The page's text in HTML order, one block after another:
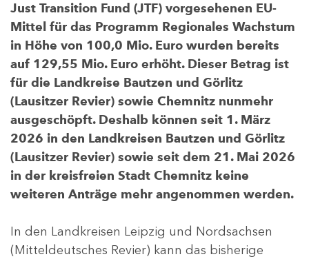
Just Transition Fund (JTF) vorgesehenen EU-
Mittel für das Programm Regionales Wachstum
in Höhe von 100,0 Mio. Euro wurden bereits
auf 129,55 Mio. Euro erhöht. Dieser Betrag ist
für die Landkreise Bautzen und Görlitz
(Lausitzer Revier) sowie Chemnitz nunmehr
ausgeschöpft. Deshalb können seit 1. März
2026 in den Landkreisen Bautzen und Görlitz
(Lausitzer Revier) sowie seit dem 21. Mai 2026
in der kreisfreien Stadt Chemnitz keine
weiteren Anträge mehr angenommen werden.
In den Landkreisen Leipzig und Nordsachsen
(Mitteldeutsches Revier) kann das bisherige